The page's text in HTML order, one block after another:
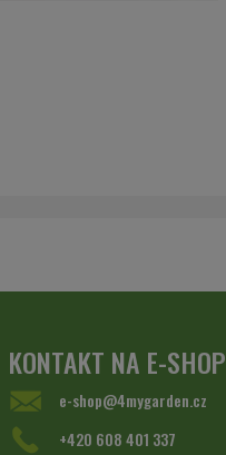
KONTAKT NA E-SHOP
e-shop@4mygarden.cz
+420 608 401 337